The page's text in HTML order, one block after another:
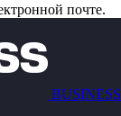
почте.
BUSINESS